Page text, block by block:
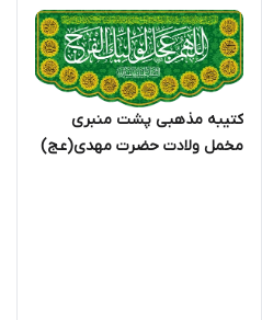
کتیبه مذهبی پشت منبری
مخمل ولادت حضرت مهدی(عج)